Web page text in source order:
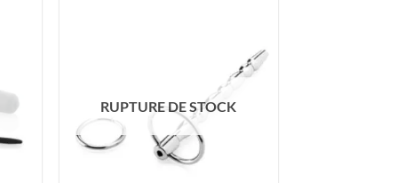
RUPTURE DE STOCK